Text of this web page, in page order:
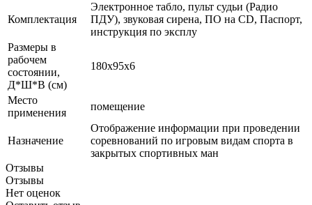
Комплектация
Электронное табло, пульт судьи (Радио
ПДУ), звуковая сирена, ПО на CD, Паспорт,
инструкция по эксплу
Размеры в
рабочем
состоянии,
Д*Ш*В (см)
180х95х6
Место
применения
помещение
Назначение
Отображение информации при проведении
соревнований по игровым видам спорта в
закрытых спортивных ман
Отзывы
Отзывы
Нет оценок